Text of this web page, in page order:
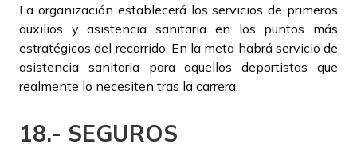
La organización establecerá los servicios de primeros
auxilios y asistencia sanitaria en los puntos más
estratégicos del recorrido. En la meta habrá servicio de
asistencia sanitaria para aquellos deportistas que
realmente lo necesiten tras la carrera.
18.- SEGUROS